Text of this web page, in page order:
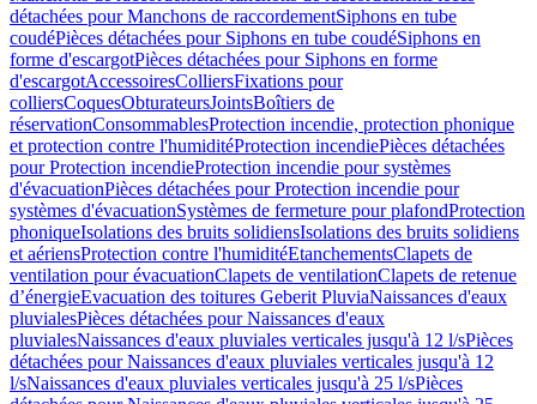
détachées pour Manchons de raccordementSiphons en tube
coudéPièces détachées pour Siphons en tube coudéSiphons en
forme d'escargotPièces détachées pour Siphons en forme
d'escargotAccessoiresColliersFixations pour
colliersCoquesObturateursJointsBoîtiers de
réservationConsommablesProtection incendie, protection phonique
et protection contre l'humiditéProtection incendiePièces détachées
pour Protection incendieProtection incendie pour systèmes
d'évacuationPièces détachées pour Protection incendie pour
systèmes d'évacuationSystèmes de fermeture pour plafondProtection
phoniqueIsolations des bruits solidiensIsolations des bruits solidiens
et aériensProtection contre l'humiditéEtanchementsClapets de
ventilation pour évacuationClapets de ventilationClapets de retenue
d’énergieEvacuation des toitures Geberit PluviaNaissances d'eaux
pluvialesPièces détachées pour Naissances d'eaux
pluvialesNaissances d'eaux pluviales verticales jusqu'à 12 l/sPièces
détachées pour Naissances d'eaux pluviales verticales jusqu'à 12
l/sNaissances d'eaux pluviales verticales jusqu'à 25 l/sPièces